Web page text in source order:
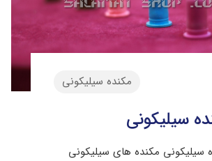
مکنده سیلیکونی
سیلیکونی
سیلیکونی مکنده های سیلیکونی